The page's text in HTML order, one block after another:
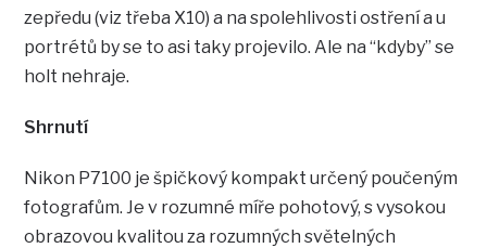
zepředu (viz třeba X10) a na spolehlivosti ostření a u
portrétů by se to asi taky projevilo. Ale na “kdyby” se
holt nehraje.
Shrnutí
Nikon P7100 je špičkový kompakt určený poučeným
fotografům. Je v rozumné míře pohotový, s vysokou
obrazovou kvalitou za rozumných světelných